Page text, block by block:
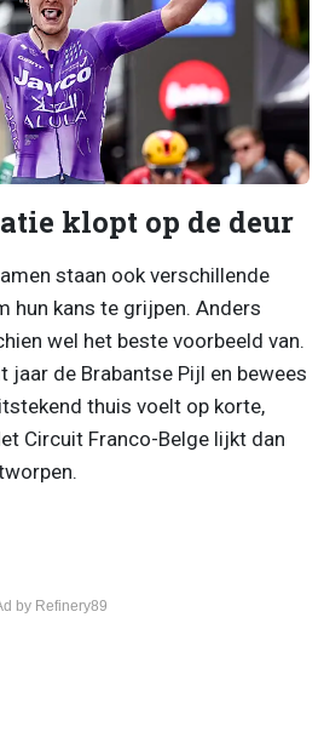
klopt op de deur
staan ook verschillende
hun kans te grijpen. Anders
wel het beste voorbeeld van.
jaar de Brabantse Pijl en bewees
thuis voelt op korte,
Circuit Franco-Belge lijkt dan
by Refinery89